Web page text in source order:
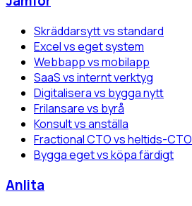
Skräddarsytt vs standard
Excel vs eget system
Webbapp vs mobilapp
SaaS vs internt verktyg
Digitalisera vs bygga nytt
Frilansare vs byrå
Konsult vs anställa
Fractional CTO vs heltids-CTO
Bygga eget vs köpa färdigt
Anlita